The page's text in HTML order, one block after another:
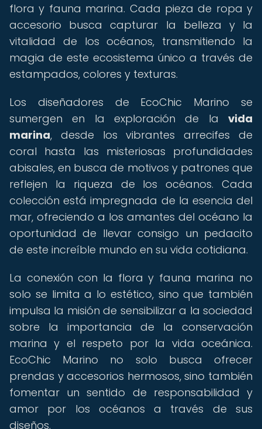
flora y fauna marina. Cada pieza de ropa y
accesorio busca capturar la belleza y la
vitalidad de los océanos, transmitiendo la
magia de este ecosistema único a través de
estampados, colores y texturas.
Los diseñadores de EcoChic Marino se
sumergen en la exploración de la vida
marina, desde los vibrantes arrecifes de
coral hasta las misteriosas profundidades
abisales, en busca de motivos y patrones que
reflejen la riqueza de los océanos. Cada
colección está impregnada de la esencia del
mar, ofreciendo a los amantes del océano la
oportunidad de llevar consigo un pedacito
de este increíble mundo en su vida cotidiana.
La conexión con la flora y fauna marina no
solo se limita a lo estético, sino que también
impulsa la misión de sensibilizar a la sociedad
sobre la importancia de la conservación
marina y el respeto por la vida oceánica.
EcoChic Marino no solo busca ofrecer
prendas y accesorios hermosos, sino también
fomentar un sentido de responsabilidad y
amor por los océanos a través de sus
diseños.